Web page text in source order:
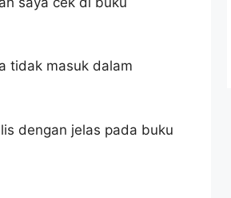
tidak masuk dalam
dengan jelas pada buku